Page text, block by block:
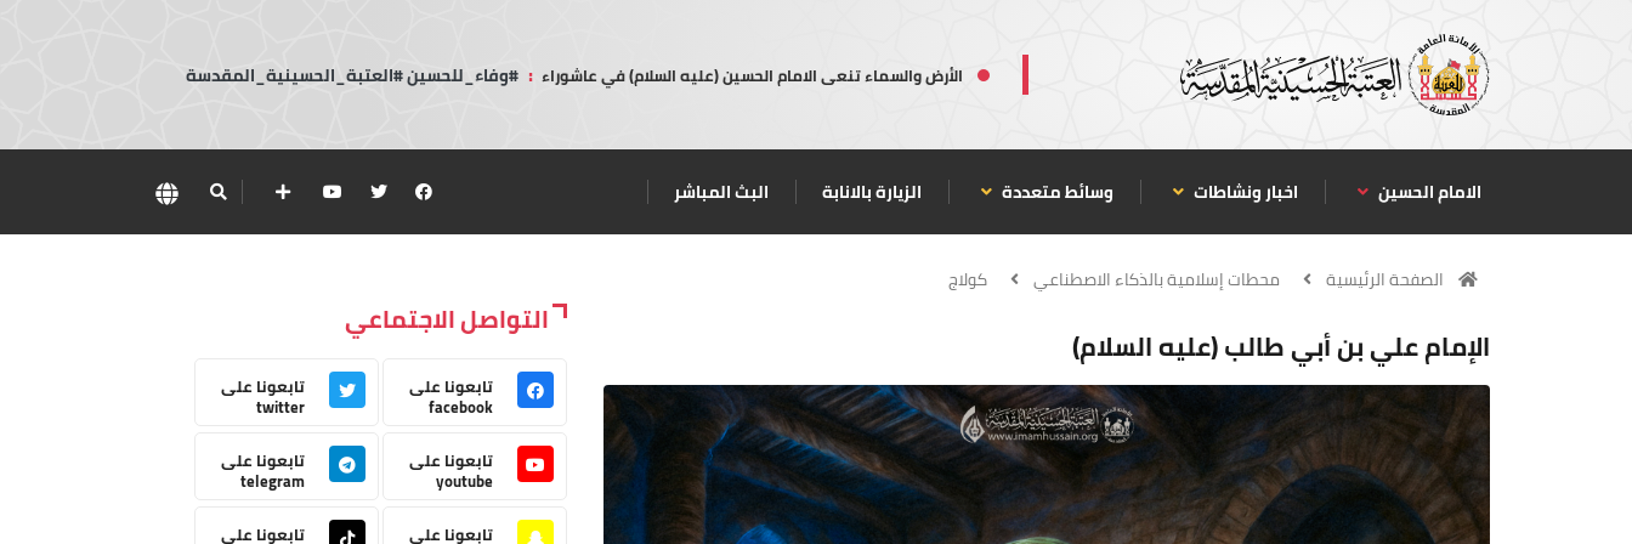
الأرض والسماء تنعى الامام الحسين (عليه السلام) في عاشوراء : #وفاء_للحسين #العتبة_الحسينية_المقدسة
الامام الحسين اخبار ونشاطات وسائط متعددة الزيارة بالانابة البث المباشر
الصفحة الرئيسية محطات إسلامية بالذكاء الاصطناعي كولاج
الإمام علي بن أبي طالب (عليه السلام)
التواصل الاجتماعي
تابعونا على
facebook
تابعونا على
twitter
تابعونا على
youtube
تابعونا على
telegram
تابعونا على
تابعونا على